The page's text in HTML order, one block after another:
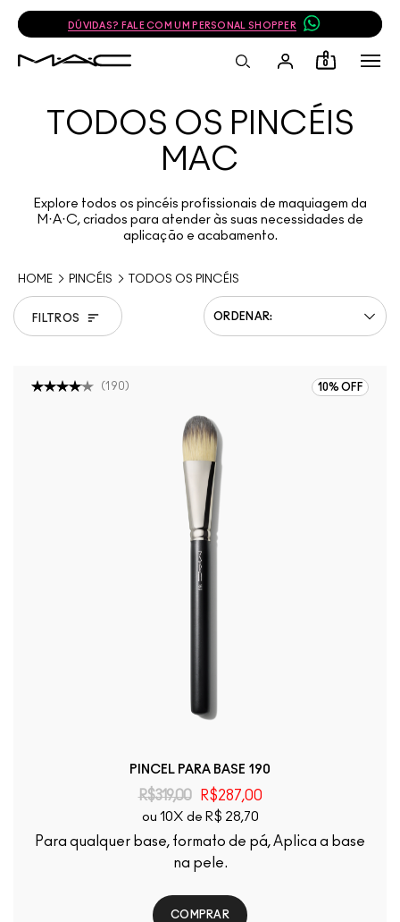
JUNTE-SE AO PROGRAMA DE FIDELIDADE E GANHE 10% OFF NA SUA
0
TODOS OS PINCÉIS
MAC
Explore todos os pincéis profissionais de maquiagem da
M·A·C, criados para atender às suas necessidades de
aplicação e acabamento.
HOME PINCÉIS TODOS OS PINCÉIS
FILTROS
10% OFF
(190 )
PINCEL PARA BASE 190
R$319,00 R$287,00
ou 10X de R$ 28,70
Para qualquer base, formato de pá, Aplica a base
na pele.
COMPRAR